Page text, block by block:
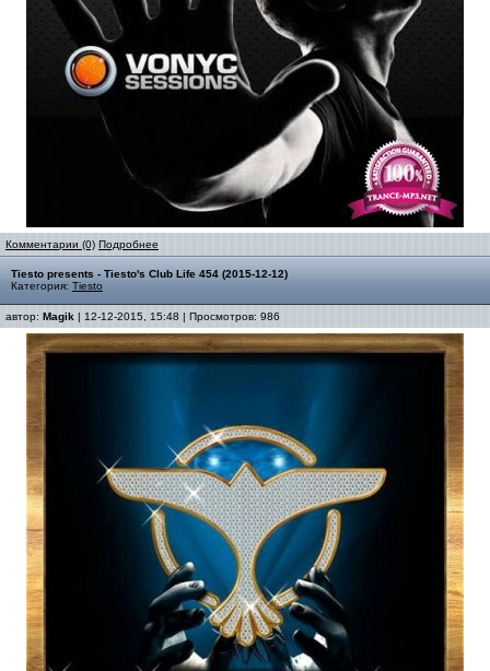
Комментарии (0) Подробнее
Tiesto presents - Tiesto's Club Life 454 (2015-12-12)
Категория: Tiesto
автор: Magik | 12-12-2015, 15:48 | Просмотров: 986